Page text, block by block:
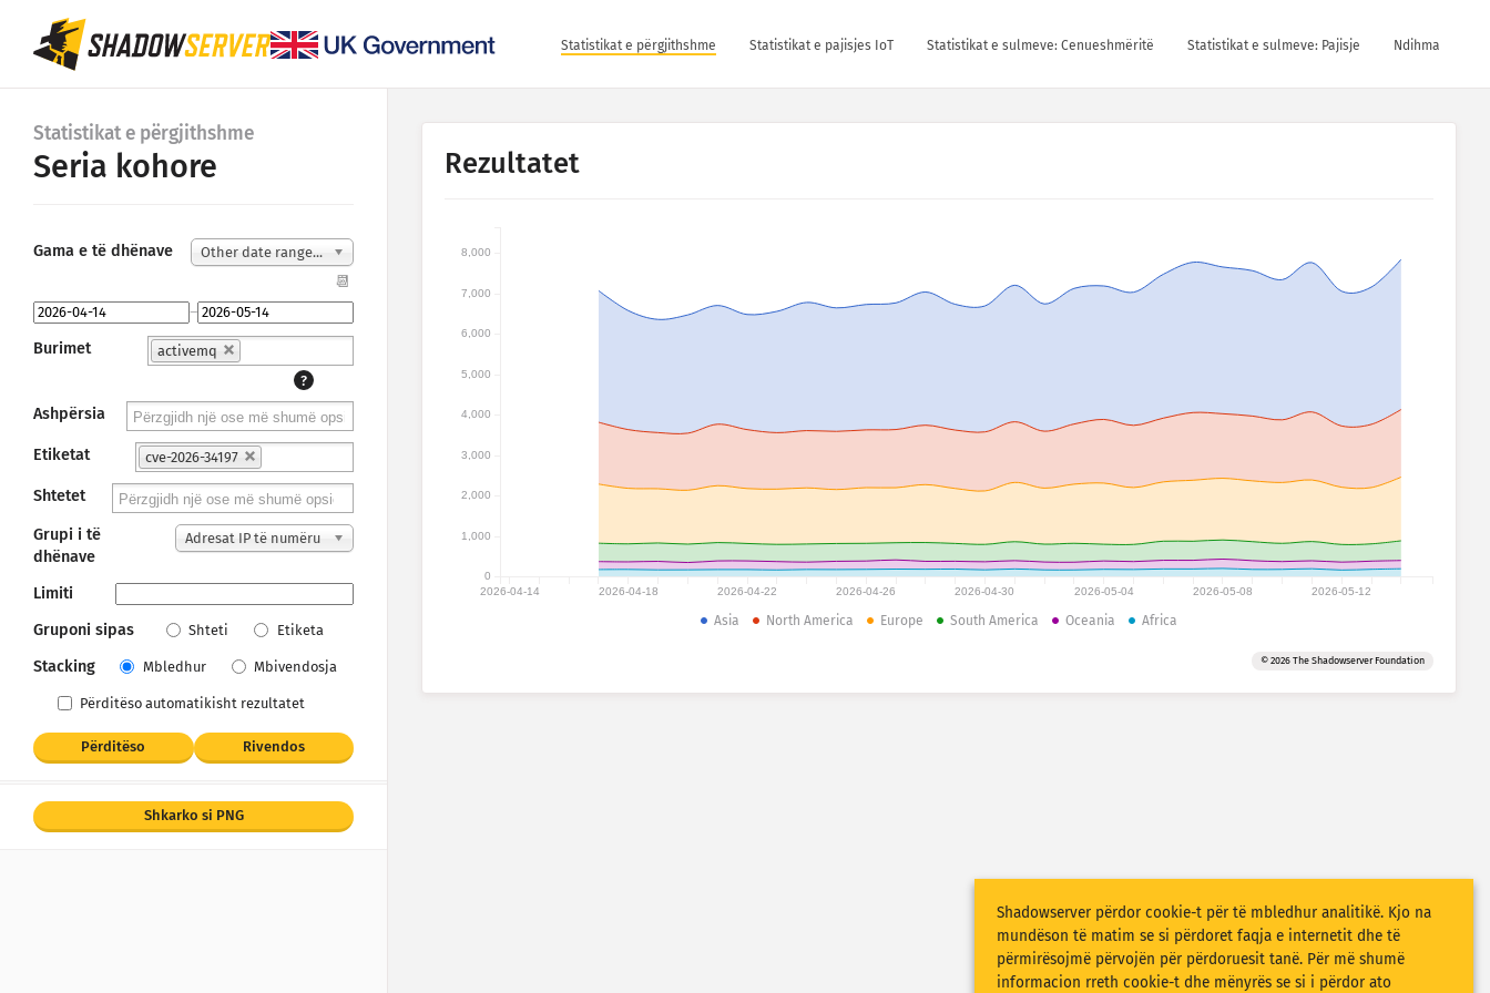
Statistikat e përgjithshme Statistikat e pajisjes IoT Statistikat e sulmeve: Cenueshmëritë Statistikat e sulmeve: Pajisje Ndihma
Statistikat e përgjithshme
Seria kohore
Gama e të dhënave Other date range...
📆
–
Burimet
activemq
?
Ashpërsia
Etiketat cve-2026-34197
Shtetet
Grupi i të
dhënave
Adresat IP të numëru
Limiti
Gruponi sipas
Shteti Etiketa
Stacking Mbledhur Mbivendosja
Përditëso automatikisht rezultatet
Përditëso Rivendos
Shkarko si PNG
Rezultatet
2026-04-14 2026-04-18 2026-04-22 2026-04-26 2026-04-30 2026-05-04 2026-05-08 2026-05-12
0
1,000
2,000
3,000
4,000
5,000
6,000
7,000
8,000
Asia North America Europe South America Oceania Africa
© 2026 The Shadowserver Foundation
Shadowserver përdor cookie-t për të mbledhur analitikë. Kjo na
mundëson të matim se si përdoret faqja e internetit dhe të
përmirësojmë përvojën për përdoruesit tanë. Për më shumë
informacion rreth cookie-t dhe mënyrës se si i përdor ato